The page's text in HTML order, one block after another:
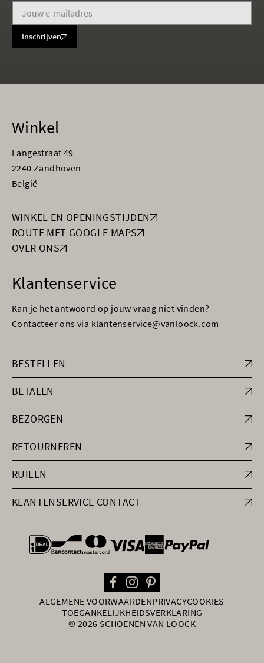
Inschrijven
Winkel
Langestraat 49
2240 Zandhoven
België
WINKEL EN OPENINGSTIJDEN
ROUTE MET GOOGLE MAPS
OVER ONS
Klantenservice
Kan je het antwoord op jouw vraag niet vinden?
Contacteer ons via klantenservice@vanloock.com
BESTELLEN
BETALEN
BEZORGEN
RETOURNEREN
RUILEN
KLANTENSERVICE CONTACT
general.paymentOptions
ALGEMENE VOORWAARDENPRIVACYCOOKIES
TOEGANKELIJKHEIDSVERKLARING
© 2026 SCHOENEN VAN LOOCK